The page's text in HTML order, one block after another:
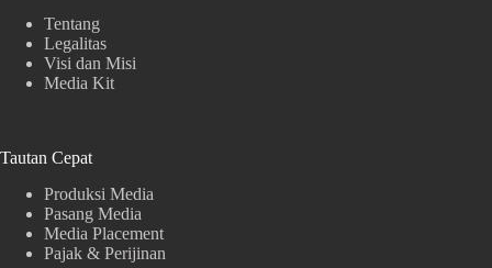
Tentang
Legalitas
Visi dan Misi
Media Kit
Tautan Cepat
Produksi Media
Pasang Media
Media Placement
Pajak & Perijinan